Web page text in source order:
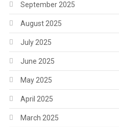
September 2025
August 2025
July 2025
June 2025
May 2025
April 2025
March 2025